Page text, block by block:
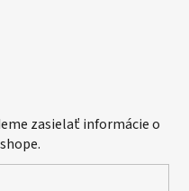
zasielať informácie o